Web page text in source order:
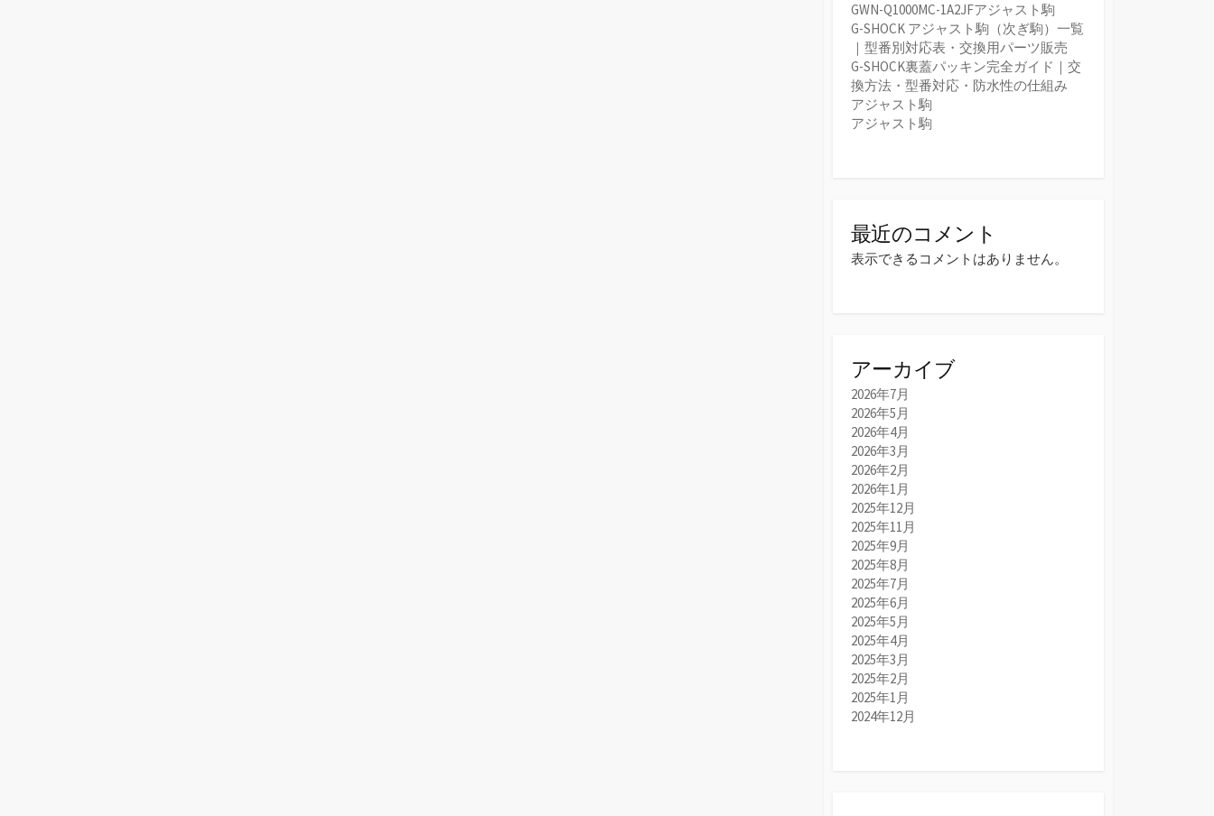
GWN-Q1000MC-1A2JFアジャスト駒
G-SHOCK アジャスト駒（次ぎ駒）一覧
｜型番別対応表・交換用パーツ販売
G-SHOCK裏蓋パッキン完全ガイド｜交
換方法・型番対応・防水性の仕組み
アジャスト駒
アジャスト駒
最近のコメント
表示できるコメントはありません。
アーカイブ
2026年7月
2026年5月
2026年4月
2026年3月
2026年2月
2026年1月
2025年12月
2025年11月
2025年9月
2025年8月
2025年7月
2025年6月
2025年5月
2025年4月
2025年3月
2025年2月
2025年1月
2024年12月